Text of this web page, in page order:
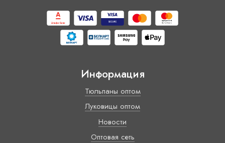
Информация
Тюльпаны оптом
Луковицы оптом
Новости
Оптовая сеть